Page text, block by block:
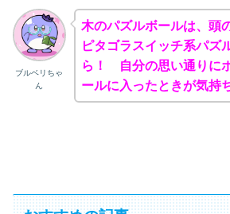
ブルベリちゃ
ん
木のパズルボールは、頭
ピタゴラスイッチ系パズ
ら！ 自分の思い通りに
ールに入ったときが気持